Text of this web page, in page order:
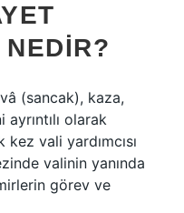
(sancak), kaza,
olarak
vali yardımcısı
valinin yanında
görev ve